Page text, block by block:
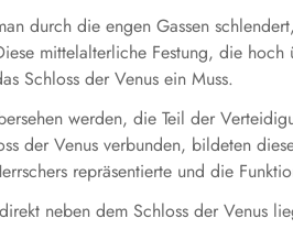
durch die engen Gassen
mittelalterliche Festung, die
Schloss der Venus ein Muss.
werden, die Teil der
der Venus verbunden, bildeten
repräsentierte und die
neben dem Schloss der Venus